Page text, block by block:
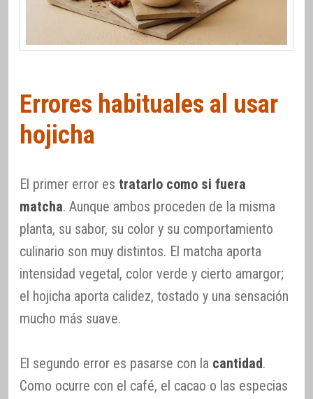
Errores habituales al usar
hojicha
El primer error es tratarlo como si fuera
matcha. Aunque ambos proceden de la misma
planta, su sabor, su color y su comportamiento
culinario son muy distintos. El matcha aporta
intensidad vegetal, color verde y cierto amargor;
el hojicha aporta calidez, tostado y una sensación
mucho más suave.
El segundo error es pasarse con la cantidad.
Como ocurre con el café, el cacao o las especias